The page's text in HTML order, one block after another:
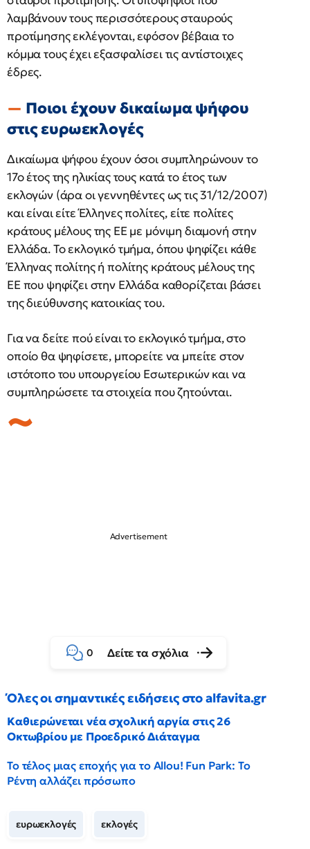
λαμβάνουν τους περισσότερους σταυρούς
προτίμησης εκλέγονται, εφόσον βέβαια το
κόμμα τους έχει εξασφαλίσει τις αντίστοιχες
έδρες.
Ποιοι έχουν δικαίωμα ψήφου
στις ευρωεκλογές
Δικαίωμα ψήφου έχουν όσοι συμπληρώνουν το
17ο έτος της ηλικίας τους κατά το έτος των
εκλογών (άρα οι γεννηθέντες ως τις 31/12/2007)
και είναι είτε Έλληνες πολίτες, είτε πολίτες
κράτους μέλους της ΕΕ με μόνιμη διαμονή στην
Ελλάδα. Το εκλογικό τμήμα, όπου ψηφίζει κάθε
Έλληνας πολίτης ή πολίτης κράτους μέλους της
ΕΕ που ψηφίζει στην Ελλάδα καθορίζεται βάσει
της διεύθυνσης κατοικίας του.
Για να δείτε πού είναι το εκλογικό τμήμα, στο
οποίο θα ψηφίσετε, μπορείτε να μπείτε στον
ιστότοπο του υπουργείου Εσωτερικών και να
συμπληρώσετε τα στοιχεία που ζητούνται.
0 Δείτε τα σχόλια
Όλες οι σημαντικές ειδήσεις στο alfavita.gr
Καθιερώνεται νέα σχολική αργία στις 26
Οκτωβρίου με Προεδρικό Διάταγμα
Το τέλος μιας εποχής για το Allou! Fun Park: Το
Ρέντη αλλάζει πρόσωπο
ευρωεκλογές εκλογές